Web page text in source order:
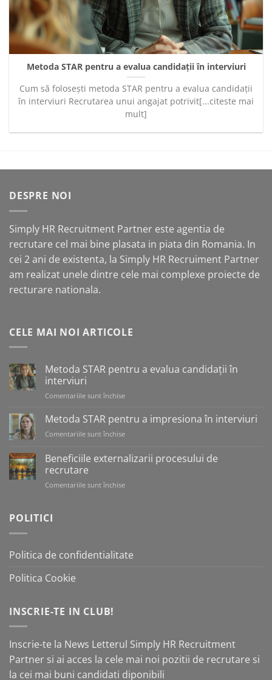
Metoda STAR pentru a evalua candidații în interviuri
Cum să folosești metoda STAR pentru a evalua candidații
în interviuri Recrutarea unui angajat potrivit[...citeste mai
mult]
DESPRE NOI
Simply HR Recruitment Partner este agentia de
recrutare cel mai bine plasata in piata din Romania. In
cei 2 ani de existenta, la Simply HR Recruiment Partner
am realizat unele dintre cele mai complexe proiecte de
recturare nationala.
CELE MAI NOI ARTICOLE
Metoda STAR pentru a evalua candidații în
interviuri
Comentariile sunt închise
STAR
candidații
Metoda STAR pentru a impresiona în interviuri
Comentariile sunt închise
STAR
pentru
Beneficiile externalizarii procesului de
recrutare
Comentariile sunt închise
POLITICI
Politica de confidentialitate
Politica Cookie
INSCRIE-TE IN CLUB!
Inscrie-te la News Letterul Simply HR Recruitment
Partner si ai acces la cele mai noi pozitii de recrutare si
la cei mai buni candidati diponibili